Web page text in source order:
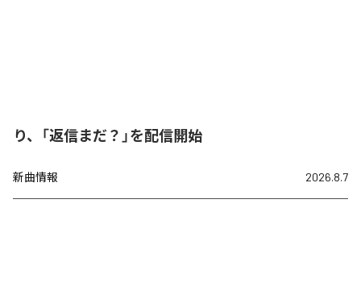
り、「返信まだ？」を配信開始
新曲情報 2026.8.7